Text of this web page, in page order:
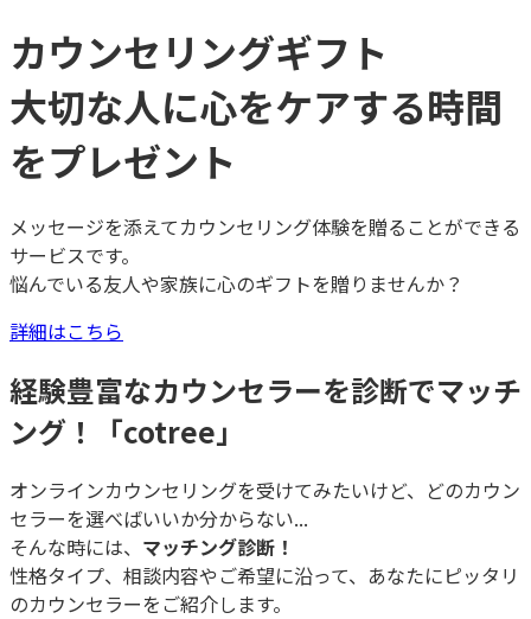
カウンセリングギフト
大切な人に心をケアする時間
をプレゼント
メッセージを添えてカウンセリング体験を贈ることができる
サービスです。
悩んでいる友人や家族に心のギフトを贈りませんか？
詳細はこちら
経験豊富なカウンセラーを診断でマッチ
ング！「cotree」
オンラインカウンセリングを受けてみたいけど、どのカウン
セラーを選べばいいか分からない...
そんな時には、 マッチング診断！
性格タイプ、相談内容やご希望に沿って、あなたにピッタリ
のカウンセラーをご紹介します。